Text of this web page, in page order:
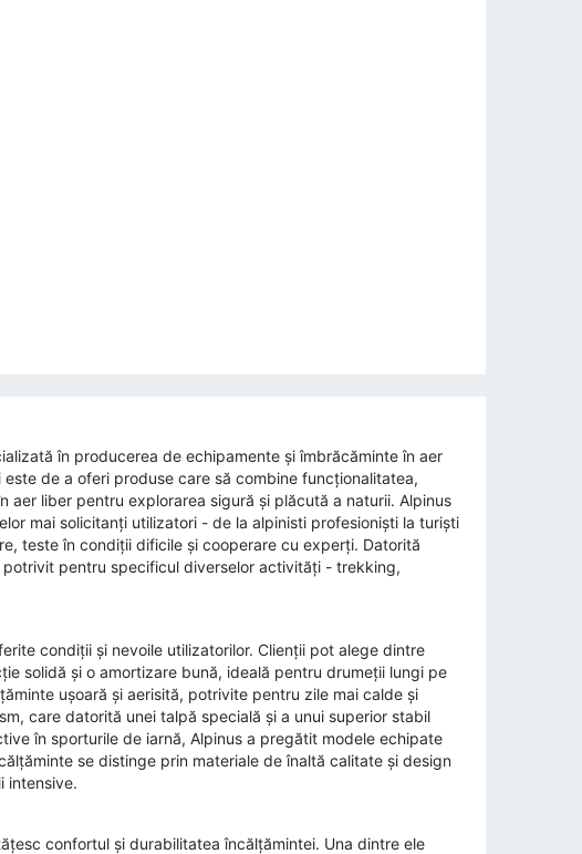
în producerea de echipamente și îmbrăcăminte în aer
de a oferi produse care să combine funcționalitatea,
liber pentru explorarea sigură și plăcută a naturii. Alpinus
mai solicitanți utilizatori - de la alpinisti profesioniști la turiști
teste în condiții dificile și cooperare cu experți. Datorită
pentru specificul diverselor activități - trekking,
condiții și nevoile utilizatorilor. Clienții pot alege dintre
solidă și o amortizare bună, ideală pentru drumeții lungi pe
ușoară și aerisită, potrivite pentru zile mai calde și
care datorită unei talpă specială și a unui superior stabil
în sporturile de iarnă, Alpinus a pregătit modele echipate
se distinge prin materiale de înaltă calitate și design
intensive.
confortul și durabilitatea încălțămintei. Una dintre ele